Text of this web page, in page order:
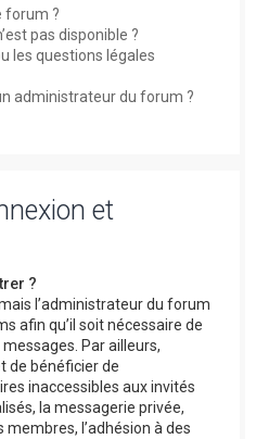
forum ?
pas disponible ?
les questions légales
administrateur du forum ?
et
?
l’administrateur du forum
afin qu’il soit nécessaire de
Par ailleurs,
de bénéficier de
inaccessibles aux invités
la messagerie privée,
membres, l’adhésion à des